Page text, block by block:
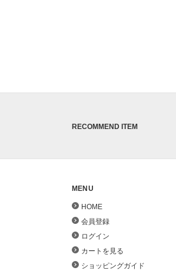
RECOMMEND ITEM
MENU
HOME
会員登録
ログイン
カートを見る
ショッピングガイド